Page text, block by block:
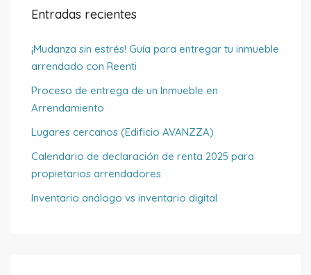
Entradas recientes
¡Mudanza sin estrés! Guía para entregar tu inmueble
arrendado con Reenti
Proceso de entrega de un Inmueble en
Arrendamiento
Lugares cercanos (Edificio AVANZZA)
Calendario de declaración de renta 2025 para
propietarios arrendadores
Inventario análogo vs inventario digital